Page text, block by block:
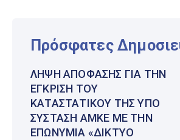
Πρόσφατες
ΛΉΨΗ ΑΠΌΦΑΣΗΣ ΓΙΑ ΤΗΝ
ΈΓΚΡΙΣΗ ΤΟΥ
ΚΑΤΑΣΤΑΤΙΚΟΎ ΤΗΣ ΥΠΌ
ΣΎΣΤΑΣΗ ΑΜΚΕ ΜΕ ΤΗΝ
ΕΠΩΝΥΜΊΑ «ΔΊΚΤΥΟ